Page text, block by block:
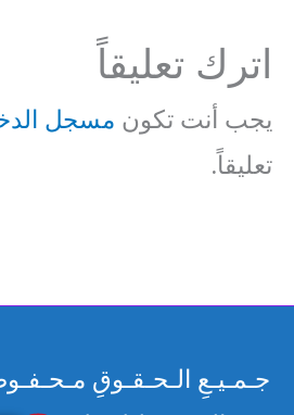
اترك تعليقاً
يجب أنت تكون مسجل
تعليقاً.
جـمـيـعِ الـحـقـوقِ